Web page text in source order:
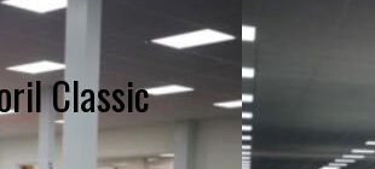
Classic